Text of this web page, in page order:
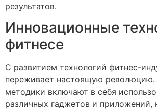
результатов.
Инновационные
фитнесе
С развитием технологий фитнес-
переживает настоящую
методики включают в себя
различных гаджетов и приложений,